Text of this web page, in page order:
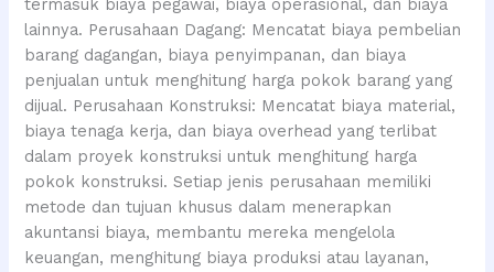
termasuk biaya pegawai, biaya operasional, dan biaya
lainnya. Perusahaan Dagang: Mencatat biaya pembelian
barang dagangan, biaya penyimpanan, dan biaya
penjualan untuk menghitung harga pokok barang yang
dijual. Perusahaan Konstruksi: Mencatat biaya material,
biaya tenaga kerja, dan biaya overhead yang terlibat
dalam proyek konstruksi untuk menghitung harga
pokok konstruksi. Setiap jenis perusahaan memiliki
metode dan tujuan khusus dalam menerapkan
akuntansi biaya, membantu mereka mengelola
keuangan, menghitung biaya produksi atau layanan,